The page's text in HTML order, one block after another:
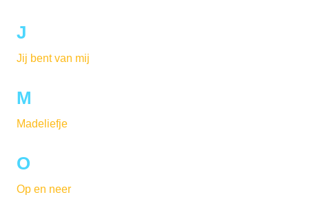
J
Jij bent van mij
M
Madeliefje
O
Op en neer